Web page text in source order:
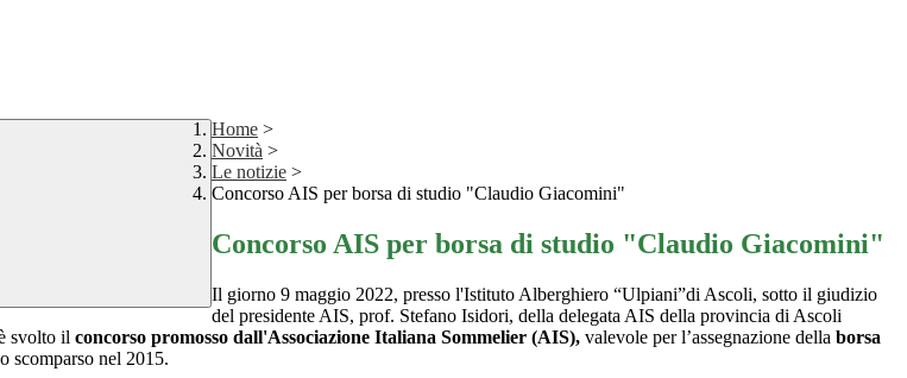
Home >
Novità >
Le notizie >
Concorso AIS per borsa di studio "Claudio Giacomini"
Concorso AIS per borsa di studio "Claudio Giacomini"
Il giorno 9 maggio 2022, presso l'Istituto Alberghiero “Ulpiani”di Ascoli, sotto il giudizio
del presidente AIS, prof. Stefano Isidori, della delegata AIS della provincia di Ascoli
svolto il concorso promosso dall'Associazione Italiana Sommelier (AIS), valevole per l’assegnazione della borsa
scomparso nel 2015.